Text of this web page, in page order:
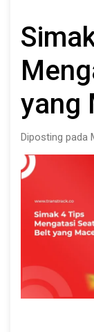
yang
Diposting pada